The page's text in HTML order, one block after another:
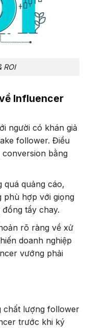
ROI
Influencer
người có khán giả
follower. Điều
bằng
quá quảng cáo,
phù hợp với giọng
tẩy chay.
rõ ràng về xử
doanh nghiệp
vướng phải
chất lượng follower
trước khi ký